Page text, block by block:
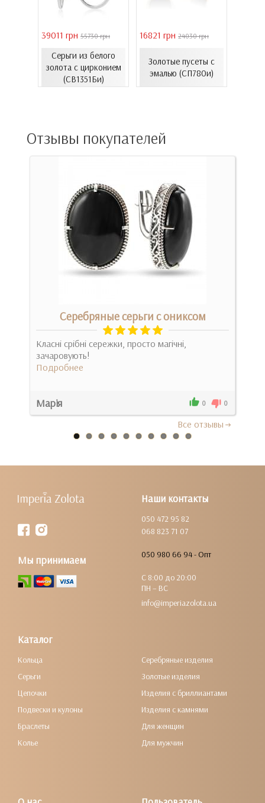
39011 грн 55730 грн
Серьги из белого
золота с цирконием
(СВ1351Би)
16821 грн 24030 грн
Золотые пусеты с
эмалью (СП780и)
Отзывы покупателей
Серебряные серьги с ониксом
Класні срібні сережки, просто магічні,
зачаровують!
Подробнее
Марія 0 0
Все отзывы
Наши контакты
050 472 95 82
068 823 71 07
050 980 66 94 - Опт
С 8:00 до 20:00
ПН – ВС
info@imperiazolota.ua
Мы принимаем
Каталог
Кольца
Серьги
Цепочки
Подвески и кулоны
Браслеты
Колье
Серебряные изделия
Золотые изделия
Изделия с бриллиантами
Изделия с камнями
Для женщин
Для мужчин